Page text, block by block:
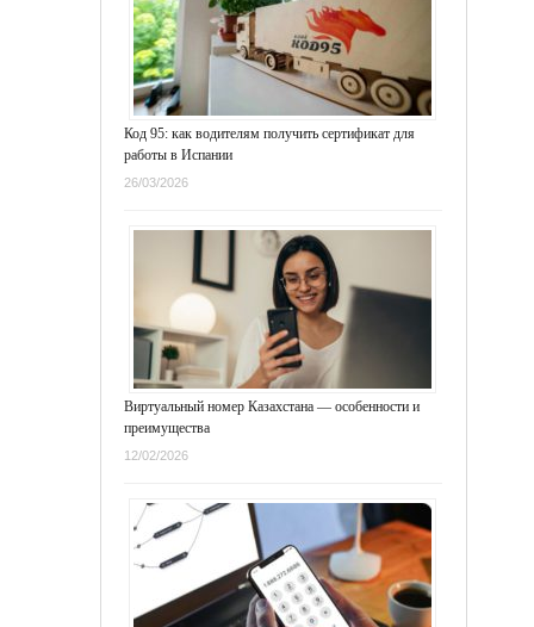
Код 95: как водителям получить сертификат для
работы в Испании
26/03/2026
Виртуальный номер Казахстана — особенности и
преимущества
12/02/2026